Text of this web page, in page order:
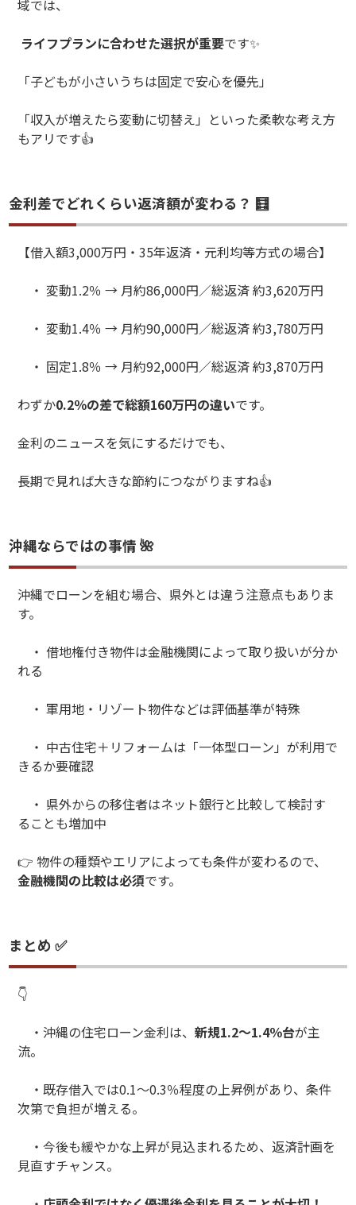
域では、
ライフプランに合わせた選択が重要です✨
「子どもが小さいうちは固定で安心を優先」
「収入が増えたら変動に切替え」といった柔軟な考え方
もアリです👍
金利差でどれくらい返済額が変わる？ 🧮
【借入額3,000万円・35年返済・元利均等方式の場合】
・ 変動1.2％ → 月約86,000円／総返済 約3,620万円
・ 変動1.4％ → 月約90,000円／総返済 約3,780万円
・ 固定1.8％ → 月約92,000円／総返済 約3,870万円
わずか0.2％の差で総額160万円の違いです。
金利のニュースを気にするだけでも、
長期で見れば大きな節約につながりますね👍
沖縄ならではの事情 🌺
沖縄でローンを組む場合、県外とは違う注意点もありま
す。
・ 借地権付き物件は金融機関によって取り扱いが分か
れる
・ 軍用地・リゾート物件などは評価基準が特殊
・ 中古住宅＋リフォームは「一体型ローン」が利用で
きるか要確認
・ 県外からの移住者はネット銀行と比較して検討す
ることも増加中
👉 物件の種類やエリアによっても条件が変わるので、
金融機関の比較は必須です。
まとめ ✅
👇
・沖縄の住宅ローン金利は、新規1.2〜1.4％台が主
流。
・既存借入では0.1〜0.3％程度の上昇例があり、条件
次第で負担が増える。
・今後も緩やかな上昇が見込まれるため、返済計画を
見直すチャンス。